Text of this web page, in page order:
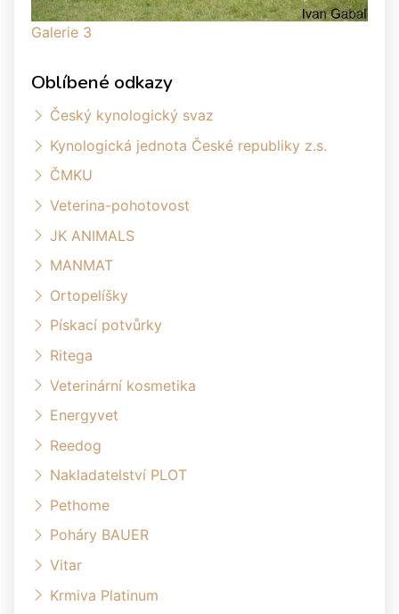
Galerie 3
Oblíbené odkazy
Český kynologický svaz
Kynologická jednota České republiky z.s.
ČMKU
Veterina-pohotovost
JK ANIMALS
MANMAT
Ortopelíšky
Pískací potvůrky
Ritega
Veterinární kosmetika
Energyvet
Reedog
Nakladatelství PLOT
Pethome
Poháry BAUER
Vitar
Krmiva Platinum